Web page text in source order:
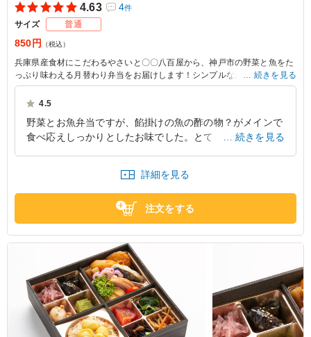
4.63 4件
サイズ 普通
850円 （税込）
兵庫県産食材にこだわるやさいと〇〇八百屋から、神戸市の野菜と魚をた
っぷり味わえる月替わり弁当をお届けします！シンプルながら味わい深い
お味をぜひお楽しみください！
6月：白身フライ〜タルタルソース〜＆野菜のピクルス
7月：地魚と野菜の黒酢あんかけ
10月：鯖の塩焼きと寿司屋の厚焼き卵
続きを見る
4.5
野菜とお魚弁当ですが、餡掛けの魚の酢の物？がメインで
食べ応えしっかりとしたお味でした。とても美味しかった
兵庫県明石市相生町2026/07/11
続きを見る
詳細を見る
注文をする